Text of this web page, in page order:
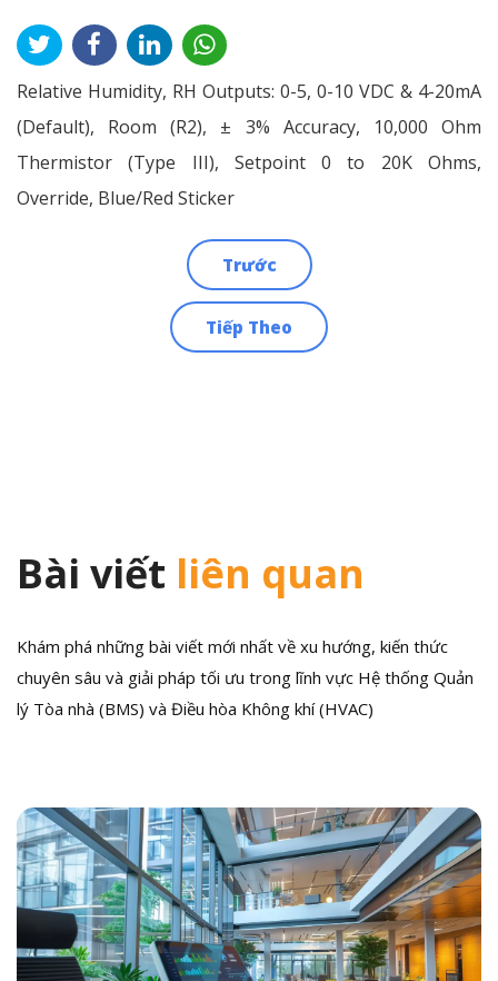
Relative Humidity, RH Outputs: 0-5, 0-10 VDC & 4-20mA
(Default), Room (R2), ± 3% Accuracy, 10,000 Ohm
Thermistor (Type III), Setpoint 0 to 20K Ohms,
Override, Blue/Red Sticker
Trước
Tiếp Theo
Bài viết liên quan
Khám phá những bài viết mới nhất về xu hướng, kiến thức
chuyên sâu và giải pháp tối ưu trong lĩnh vực Hệ thống Quản
lý Tòa nhà (BMS) và Điều hòa Không khí (HVAC)